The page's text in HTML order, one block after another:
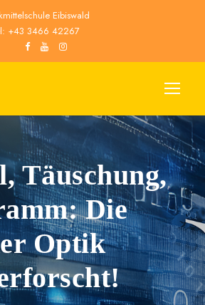
Eibiswald
+43 3466 42267
Täuschung,
Die
Optik